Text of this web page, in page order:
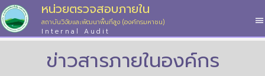
หน่วยตรวจสอบภายใน
สถาบันวิจัยและพัฒนาพื้นที่สูง (องค์กรมหาชน)
Internal Audit
ข่าวสารภายในองค์กร